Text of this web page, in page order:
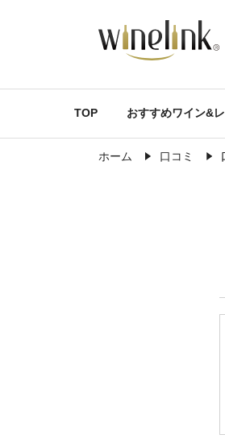
TOP おすすめワイン&
ホーム 口コミ